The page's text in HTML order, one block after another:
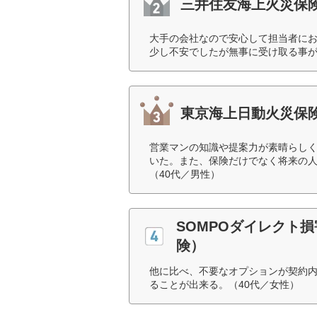
三井住友海上火災保
大手の会社なので安心して担当者に
少し不安でしたが無事に受け取る事
東京海上日動火災保
営業マンの知識や提案力が素晴らし
いた。また、保険だけでなく将来の
（40代／男性）
SOMPOダイレクト
険）
他に比べ、不要なオプションが契約
ることが出来る。（40代／女性）